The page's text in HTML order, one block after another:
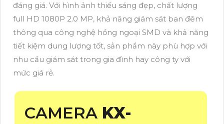
đáng giá. Với hình ảnh thiếu sáng đẹp, chất lượng
full HD 1080P 2.0 MP, khả năng giám sát ban đêm
thông qua công nghệ hồng ngoại SMD và khả năng
tiết kiệm dung lượng tốt, sản phẩm này phù hợp với
nhu cầu giám sát trong gia đình hay công ty với
mức giá rẻ.
CAMERA KX-